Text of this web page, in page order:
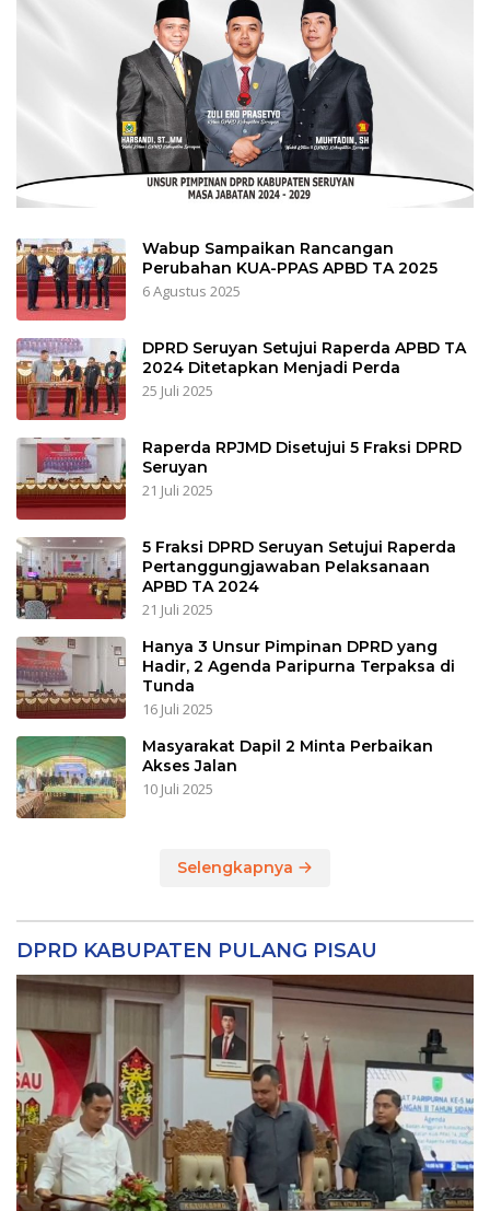
Wabup Sampaikan Rancangan
Perubahan KUA-PPAS APBD TA 2025
6 Agustus 2025
DPRD Seruyan Setujui Raperda APBD TA
2024 Ditetapkan Menjadi Perda
25 Juli 2025
Raperda RPJMD Disetujui 5 Fraksi DPRD
Seruyan
21 Juli 2025
5 Fraksi DPRD Seruyan Setujui Raperda
Pertanggungjawaban Pelaksanaan
APBD TA 2024
21 Juli 2025
Hanya 3 Unsur Pimpinan DPRD yang
Hadir, 2 Agenda Paripurna Terpaksa di
Tunda
16 Juli 2025
Masyarakat Dapil 2 Minta Perbaikan
Akses Jalan
10 Juli 2025
Selengkapnya
DPRD KABUPATEN PULANG PISAU